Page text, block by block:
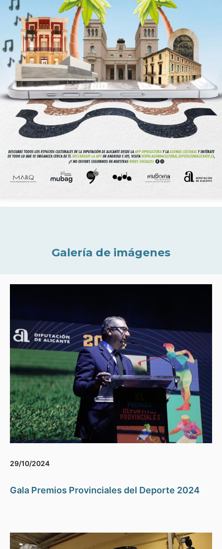
Galería de imágenes
29/10/2024
Gala Premios Provinciales del Deporte 2024